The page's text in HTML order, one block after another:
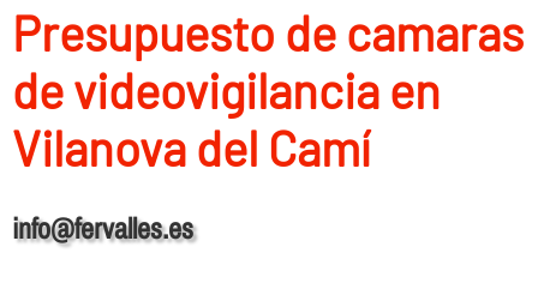
Presupuesto de camaras
de videovigilancia en
Vilanova del Camí
info@fervalles.es